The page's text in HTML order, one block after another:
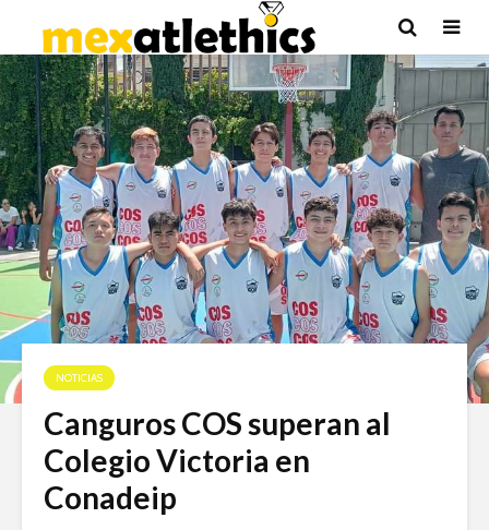
NOTICIAS
Canguros COS superan al
Colegio Victoria en
Conadeip